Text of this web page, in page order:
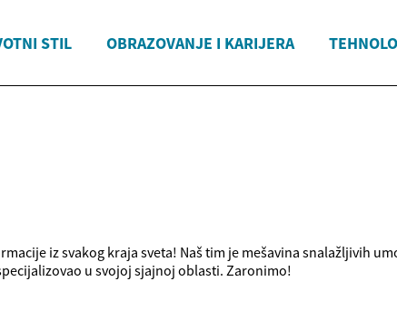
STIL OBRAZOVANJE I KARIJERA
iz svakog kraja sveta! Naš tim je mešavina snalažljivih
u svojoj sjajnoj oblasti. Zaronimo!